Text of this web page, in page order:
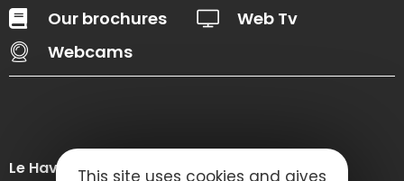
Our brochures
Web Tv
Webcams
Le Havre Etretat Normandie Tourisme
This site uses cookies and gives